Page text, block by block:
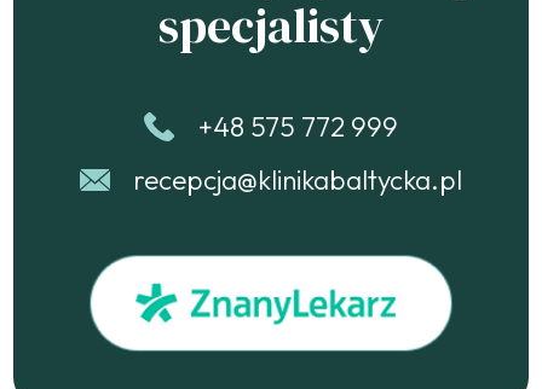
specjalisty
+48 575 772 999
recepcja@klinikabaltycka.pl